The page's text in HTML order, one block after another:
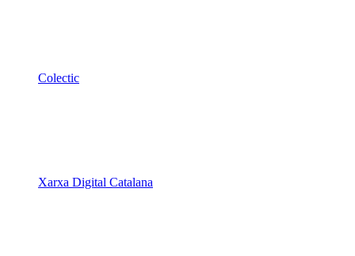
Colectic
Xarxa Digital Catalana